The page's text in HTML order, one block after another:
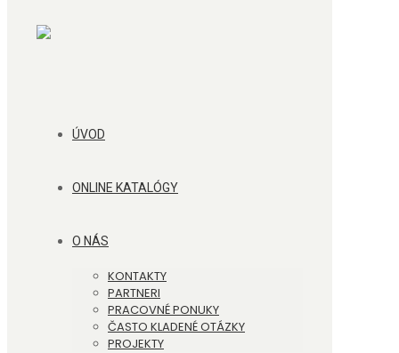
ÚVOD
ONLINE KATALÓGY
O NÁS
KONTAKTY
PARTNERI
PRACOVNÉ PONUKY
ČASTO KLADENÉ OTÁZKY
PROJEKTY